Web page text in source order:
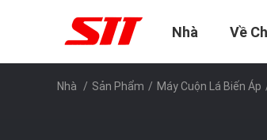
Nhà Về
Nhà / Sản Phẩm / Máy Cuộn Lá Biến Áp